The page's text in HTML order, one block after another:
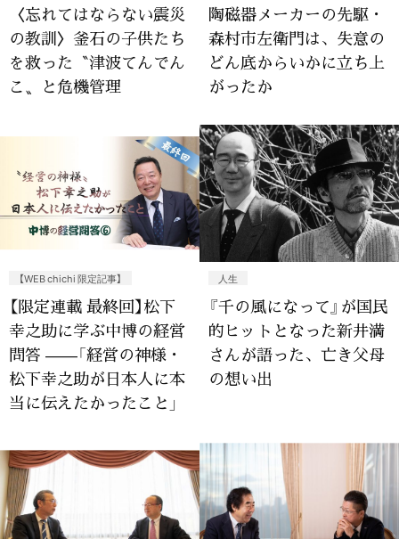
〈忘れてはならない震災
の教訓〉釜石の子供たち
を救った〝津波てんでん
こ〟と危機管理
陶磁器メーカーの先駆・
森村市左衛門は、失意の
どん底からいかに立ち上
がったか
【WEB chichi 限定記事】
【限定連載 最終回】松下
幸之助に学ぶ中博の経営
問答 ——「経営の神様・
松下幸之助が日本人に本
当に伝えたかったこと」
人生
『千の風になって』が国民
的ヒットとなった新井満
さんが語った、亡き父母
の想い出